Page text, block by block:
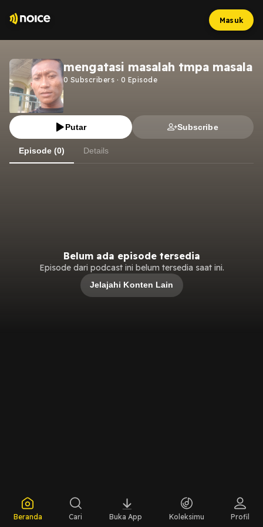
Masuk
mengatasi masalah tmpa masala
0 Subscribers · 0 Episode
Putar Subscribe
Episode (0) Details
Belum ada episode tersedia
Episode dari podcast ini belum tersedia saat ini.
Jelajahi Konten Lain
Beranda Cari Buka App Koleksimu Profil